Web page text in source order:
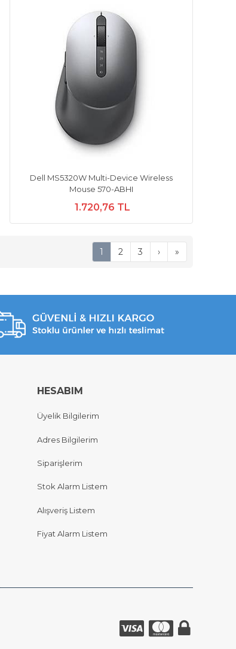
Dell MS5320W Multi-Device Wireless
Mouse 570-ABHI
1.720,76 TL
1 2 3 › »
HESABIM
Üyelik Bilgilerim
Adres Bilgilerim
Siparişlerim
Stok Alarm Listem
Alışveriş Listem
Fiyat Alarm Listem